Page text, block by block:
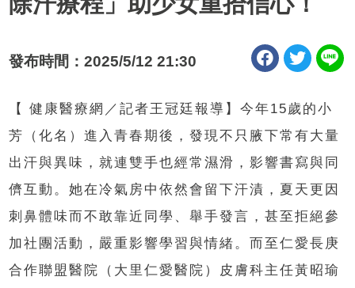
發布時間：2025/5/12 21:30
【 健康醫療網／記者王冠廷報導】今年15歲的小
芳（化名）進入青春期後，發現不只腋下常有大量
出汗與異味，就連雙手也經常濕滑，影響書寫與同
儕互動。她在冷氣房中依然會留下汗漬，夏天更因
刺鼻體味而不敢靠近同學、舉手發言，甚至拒絕參
加社團活動，嚴重影響學習與情緒。而至仁愛長庚
合作聯盟醫院（大里仁愛醫院）皮膚科主任黃昭瑜